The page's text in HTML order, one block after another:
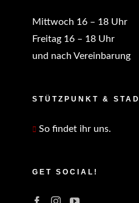
Mittwoch 16 – 18 Uhr
Freitag 16 – 18 Uhr
und nach Vereinbarung
STÜTZPUNKT &
So findet ihr uns.
GET SOCIAL!